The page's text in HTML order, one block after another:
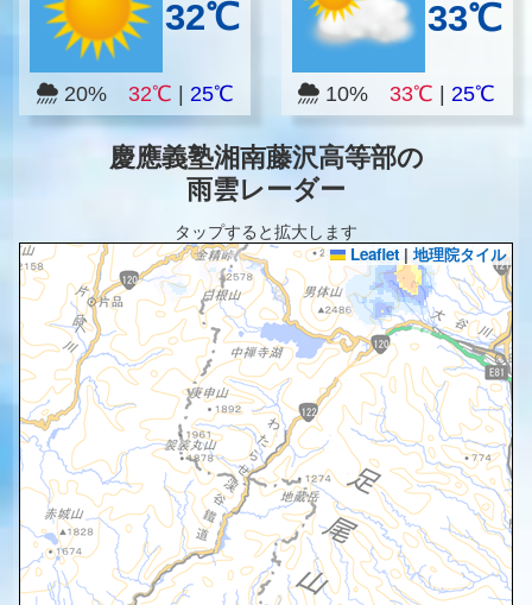
32℃
20% 32℃ 25℃
33℃
10% 33℃ |25℃
慶應義塾湘南藤沢高等部の
雨雲レーダー
タップすると拡大します
Leaflet | 地理院タイル